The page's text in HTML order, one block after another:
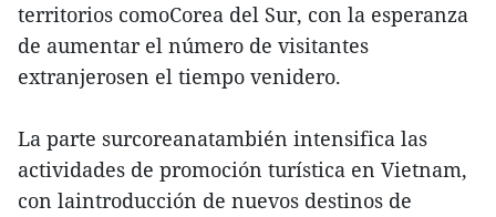
territorios comoCorea del Sur, con la esperanza
de aumentar el número de visitantes
extranjerosen el tiempo venidero.
La parte surcoreanatambién intensifica las
actividades de promoción turística en Vietnam,
con laintroducción de nuevos destinos de